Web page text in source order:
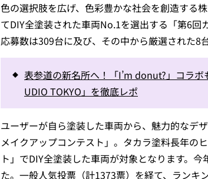
色の選択肢を広げ、色彩豊かな社会を創造する
てDIY全塗装された車両No.1を選出する「第6
応募数は309台に及び、その中から厳選された8
表参道の新名所へ！「I’m donut?」コラ
UDIO TOKYO」を徹底レポ
ユーザーが自ら塗装した車両から、魅力的なデ
メイクアップコンテスト」。タカラ塗料長年の
ト」でDIY全塗装した車両が対象となります。
た。一般人気投票（計1373票）を経て、ランキ